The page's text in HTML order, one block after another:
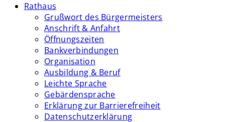
Rathaus
Grußwort des Bürgermeisters
Anschrift & Anfahrt
Öffnungszeiten
Bankverbindungen
Organisation
Ausbildung & Beruf
Leichte Sprache
Gebärdensprache
Erklärung zur Barrierefreiheit
Datenschutzerklärung